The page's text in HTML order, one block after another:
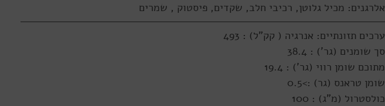
אלרגנים: מכיל גלוטן, רכיבי חלב, שקדים, פיסטוק , שמרים
ערכים תזונתיים: אנרגיה ( קק"ל) : 493
סך שומנים (גר') : 38.4
מתוכם שומן רווי (גר') : 19.4
שומן טראנס (גר) :>0.5
כולסטרול (מ"ג) : 100